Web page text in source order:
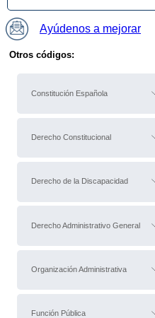
Otros códigos:
Constitución Española
Derecho Constitucional
Derecho de la Discapacidad
Derecho Administrativo General
Organización Administrativa
Función Pública
Ayúdenos a mejorar